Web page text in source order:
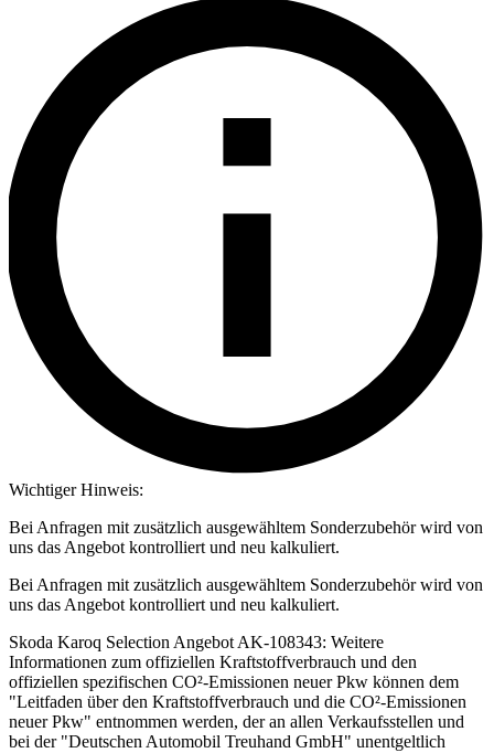
Wichtiger Hinweis:
Bei Anfragen mit zusätzlich ausgewähltem Sonderzubehör wird von
uns das Angebot kontrolliert und neu kalkuliert.
Bei Anfragen mit zusätzlich ausgewähltem Sonderzubehör wird von
uns das Angebot kontrolliert und neu kalkuliert.
Skoda Karoq Selection Angebot AK-108343: Weitere
Informationen zum offiziellen Kraftstoffverbrauch und den
offiziellen spezifischen CO²-Emissionen neuer Pkw können dem
"Leitfaden über den Kraftstoffverbrauch und die CO²-Emissionen
neuer Pkw" entnommen werden, der an allen Verkaufsstellen und
bei der "Deutschen Automobil Treuhand GmbH" unentgeltlich